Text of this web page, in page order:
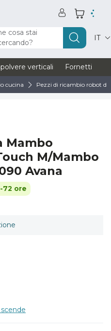
cosa stai
IT
verticali Fornetti
cucina Pezzi di ricambio robot
Mambo
M/Mambo
Avana
72 ore